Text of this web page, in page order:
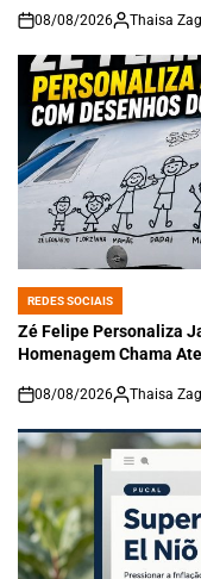
on
08/08/2026 Thaisa
POSTED
IN
REDES SOCIAIS
Zé Felipe Personaliza
Homenagem Chama
on
08/08/2026 Thaisa